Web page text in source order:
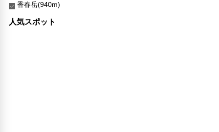
香春岳(940m)
人気スポット